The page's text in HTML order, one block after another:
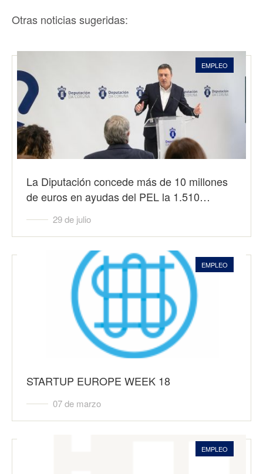
Otras noticias sugeridas:
EMPLEO
La Diputación concede más de 10 millones
de euros en ayudas del PEL la 1.510…
29 de julio
EMPLEO
STARTUP EUROPE WEEK 18
07 de marzo
EMPLEO